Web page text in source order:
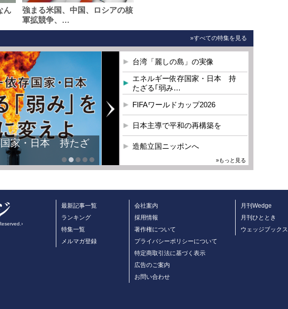
ん
強まる米国、中国、ロシアの核
軍拡競争、…
»すべての特集を見る
国家・日本 持たざ
台湾「麗しの島」の実像
エネルギー依存国家・日本 持
たざる｢弱み…
FIFAワールドカップ2026
日本主導で平和の再構築を
造船立国ニッポンへ
»もっと見る
最新記事一覧
ランキング
特集一覧
メルマガ登録
会社案内
採用情報
著作権について
プライバシーポリシーについて
特定商取引法に基づく表示
広告のご案内
お問い合わせ
月刊Wedge
月刊ひととき
ウェッジブックス